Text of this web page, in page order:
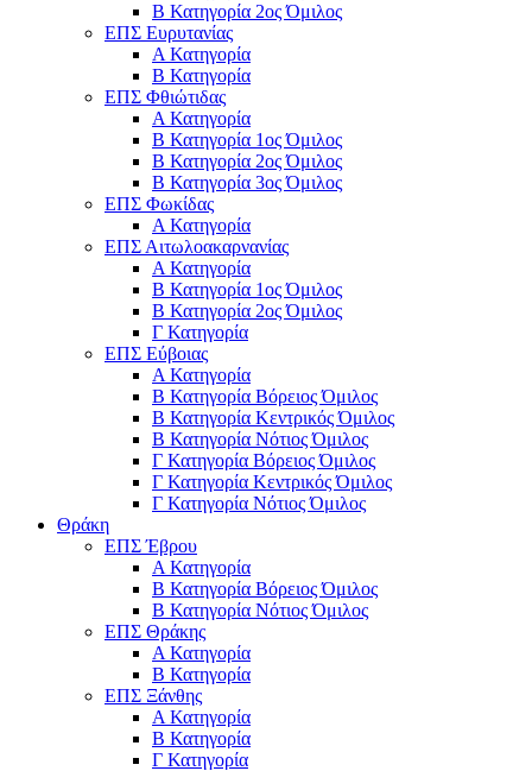
Β Κατηγορία 2ος Όμιλος
ΕΠΣ Ευρυτανίας
Α Κατηγορία
Β Κατηγορία
ΕΠΣ Φθιώτιδας
Α Κατηγορία
Β Κατηγορία 1ος Όμιλος
Β Κατηγορία 2ος Όμιλος
Β Κατηγορία 3ος Όμιλος
ΕΠΣ Φωκίδας
Α Κατηγορία
ΕΠΣ Αιτωλοακαρνανίας
Α Κατηγορία
Β Κατηγορία 1ος Όμιλος
Β Κατηγορία 2ος Όμιλος
Γ Κατηγορία
ΕΠΣ Εύβοιας
Α Κατηγορία
Β Κατηγορία Βόρειος Όμιλος
Β Κατηγορία Κεντρικός Όμιλος
Β Κατηγορία Νότιος Όμιλος
Γ Κατηγορία Βόρειος Όμιλος
Γ Κατηγορία Κεντρικός Όμιλος
Γ Κατηγορία Νότιος Όμιλος
Θράκη
ΕΠΣ Έβρου
Α Κατηγορία
Β Κατηγορία Βόρειος Όμιλος
Β Κατηγορία Νότιος Όμιλος
ΕΠΣ Θράκης
Α Κατηγορία
Β Κατηγορία
ΕΠΣ Ξάνθης
Α Κατηγορία
Β Κατηγορία
Γ Κατηγορία